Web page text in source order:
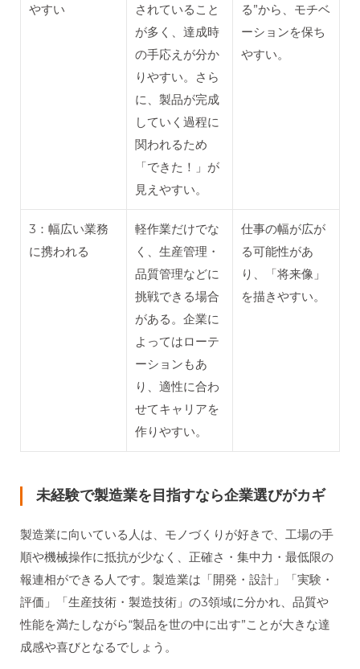
やすい
されていること
が多く、達成時
の手応えが分か
りやすい。さら
に、製品が完成
していく過程に
関われるため
「できた！」が
見えやすい。
る”から、モチベ
ーションを保ち
やすい。
3：幅広い業務
に携われる
軽作業だけでな
く、生産管理・
品質管理などに
挑戦できる場合
がある。企業に
よってはローテ
ーションもあ
り、適性に合わ
せてキャリアを
作りやすい。
仕事の幅が広が
る可能性があ
り、「将来像」
を描きやすい。
未経験で製造業を目指すなら企業選びがカギ
製造業に向いている人は、モノづくりが好きで、工場の手
順や機械操作に抵抗が少なく、正確さ・集中力・最低限の
報連相ができる人です。製造業は「開発・設計」「実験・
評価」「生産技術・製造技術」の3領域に分かれ、品質や
性能を満たしながら“製品を世の中に出す”ことが大きな達
成感や喜びとなるでしょう。